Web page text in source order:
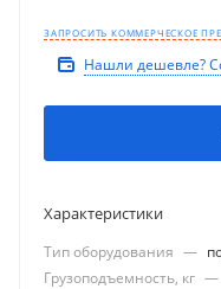
ЗАПРОСИТЬ КОММЕРЧЕСКОЕ
Нашли дешевле?
Характеристики
Тип оборудования —
Грузоподъемность, кг —